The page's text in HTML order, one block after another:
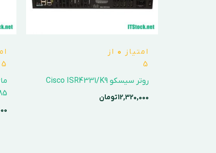
امتیاز 0 از
5
روتر سیسکو Cisco ISR4331/K9
12,320,000تومان
5